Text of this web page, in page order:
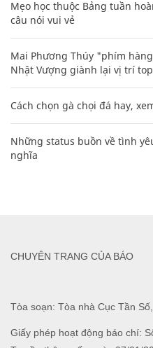
Mẹo học thuộc Bảng tuần
câu nói vui vẻ
Mai Phương Thúy "phím
Nhật Vượng giành lại vị trí
Cách chọn gà chọi đá hay,
Những status buồn về tình
nghĩa
Tòa soạn: Tòa nhà Cục Tần
Giấy phép hoạt động báo chí:
CHUYÊN TRANG CỦA BÁO